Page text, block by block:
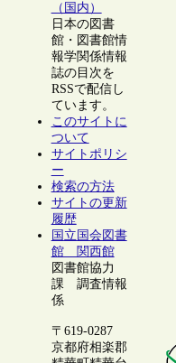
（国内）
日本の図書
館・図書館情
報学関係情報
誌の目次を
RSSで配信し
ています。
このサイトに
ついて
サイトポリシ
ー
検索の方法
サイトの更新
履歴
国立国会図書
館 関西館
図書館協力
課 調査情報
係
〒619-0287
京都府相楽郡